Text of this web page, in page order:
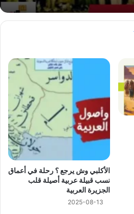
الأكلبي وش يرجع ؟ رحلة في أعماق
نسب قبيلة عربية أصيلة قلب
الجزيرة العربية
2025-08-13